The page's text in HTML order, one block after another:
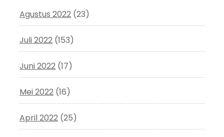
Agustus 2022 (23)
Juli 2022 (153)
Juni 2022 (17)
Mei 2022 (16)
April 2022 (25)